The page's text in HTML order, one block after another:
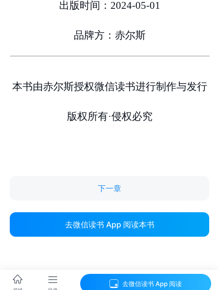
下一章
去微信读书 App 阅读本书
去微信读书 App 阅读